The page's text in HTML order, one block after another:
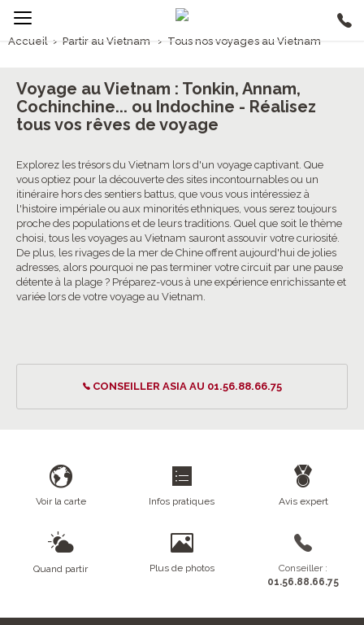
Accueil › Partir au Vietnam › Tous nos voyages au Vietnam
Voyages Vietnam
4.6/5 (544 avis clients)
Voyage au Vietnam : Tonkin, Annam,
Cochinchine... ou Indochine - Réalisez
tous vos rêves de voyage
Explorez les trésors du Vietnam lors d'un voyage captivant. Que
vous optiez pour la découverte des sites incontournables ou un
itinéraire hors des sentiers battus, que vous vous intéressiez à
l'histoire impériale ou aux minorités ethniques, vous serez toujours
proche des populations et de leurs traditions. Quel que soit le thème
choisi, tous les voyages au Vietnam sauront assouvir votre curiosité.
De plus, les rivages de la mer de Chine offrent aujourd'hui de jolies
adresses, alors pourquoi ne pas terminer votre circuit par une pause
détente à la plage ? Préparez-vous à une expérience enrichissante et
variée lors de votre voyage au Vietnam.
CONSEILLER ASIA AU 01.56.88.66.75
Voir la carte Infos pratiques Avis expert
Quand partir Plus de photos
Conseiller :
01.56.88.66.75